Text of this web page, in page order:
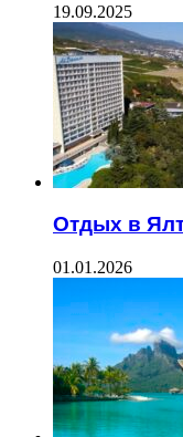
19.09.2025
Отдых в
01.01.2026